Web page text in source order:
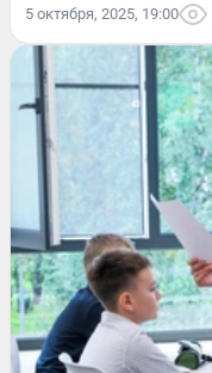
5 октября, 2025, 19:00